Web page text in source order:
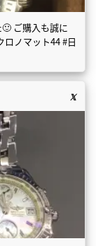
ご購入も誠に
ノマット44 #日